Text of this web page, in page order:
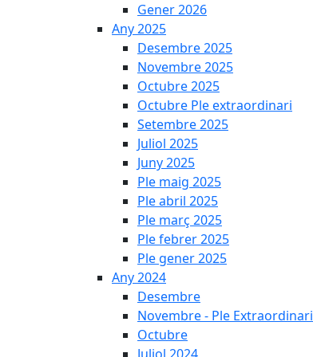
Gener 2026
Any 2025
Desembre 2025
Novembre 2025
Octubre 2025
Octubre Ple extraordinari
Setembre 2025
Juliol 2025
Juny 2025
Ple maig 2025
Ple abril 2025
Ple març 2025
Ple febrer 2025
Ple gener 2025
Any 2024
Desembre
Novembre - Ple Extraordinari
Octubre